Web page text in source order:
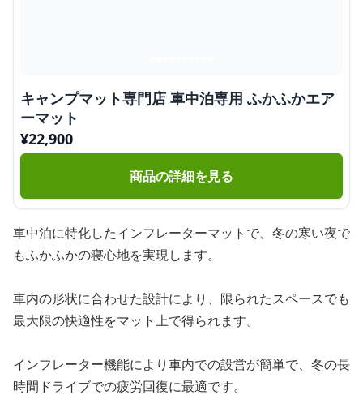
キャンプマット専門店 車中泊専用 ふかふかエア
ーマット
¥22,900
商品の詳細を見る
車中泊に特化したインフレーターマットで、冬の寒い夜で
もふかふかの寝心地を実現します。
車内の形状に合わせた設計により、限られたスペースでも
最大限の快適性をマット上で得られます。
インフレーター機能により車内での設営が簡単で、冬の長
時間ドライブでの疲労回復に最適です。